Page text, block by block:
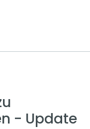
- Update